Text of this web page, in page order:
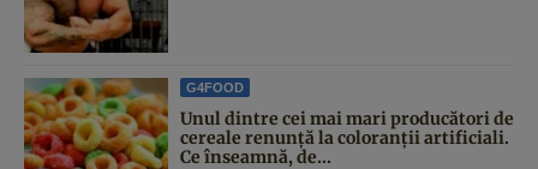
G4FOOD
Unul dintre cei mai mari producători de
cereale renunță la coloranții artificiali.
Ce înseamnă, de...